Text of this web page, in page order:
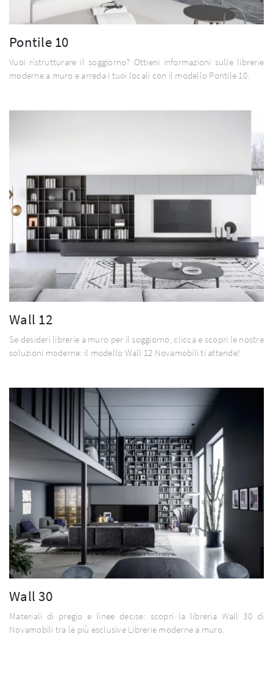
Pontile 10
Vuoi ristrutturare il soggiorno? Ottieni informazioni sulle librerie
moderne a muro e arreda i tuoi locali con il modello Pontile 10.
Wall 12
Se desideri librerie a muro per il soggiorno, clicca e scopri le nostre
soluzioni moderne: il modello Wall 12 Novamobili ti attende!
Wall 30
Materiali di pregio e linee decise: scopri la libreria Wall 30 di
Novamobili tra le più esclusive Librerie moderne a muro.